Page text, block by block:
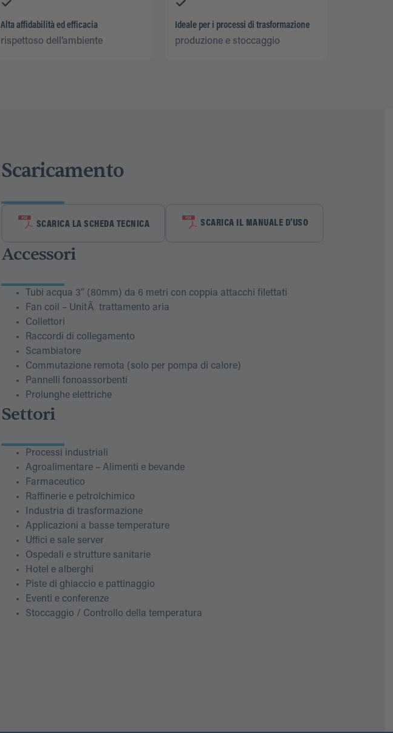
Alta affidabilità ed efficacia
rispettoso dell’ambiente
Ideale per i processi di trasformazione
produzione e stoccaggio
Scaricamento
SCARICA LA SCHEDA TECNICA SCARICA IL MANUALE D’USO
Accessori
Tubi acqua 3″ (80mm) da 6 metri con coppia attacchi filettati
Fan coil – UnitÃ trattamento aria
Collettori
Raccordi di collegamento
Scambiatore
Commutazione remota (solo per pompa di calore)
Pannelli fonoassorbenti
Prolunghe elettriche
Settori
Processi industriali
Agroalimentare – Alimenti e bevande
Farmaceutico
Raffinerie e petrolchimico
Industria di trasformazione
Applicazioni a basse temperature
Uffici e sale server
Ospedali e strutture sanitarie
Hotel e alberghi
Piste di ghiaccio e pattinaggio
Eventi e conferenze
Stoccaggio / Controllo della temperatura